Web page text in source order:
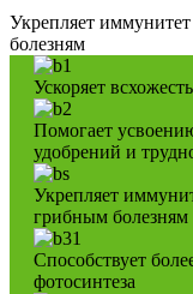
Укрепляет
болезням
Ускоряет
Помогает
удобрений и
Укрепляет
грибным болезням
Способствует
фотосинтеза